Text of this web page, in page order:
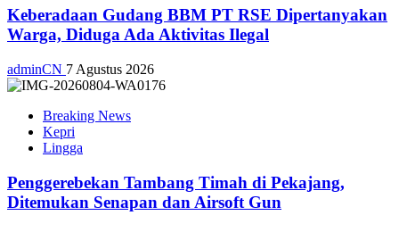
Keberadaan Gudang BBM PT RSE Dipertanyakan
Warga, Diduga Ada Aktivitas Ilegal
adminCN 7 Agustus 2026
Breaking News
Kepri
Lingga
Penggerebekan Tambang Timah di Pekajang,
Ditemukan Senapan dan Airsoft Gun